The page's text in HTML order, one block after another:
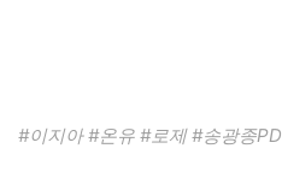
#이지아 #온유 #로제 #송광종PD